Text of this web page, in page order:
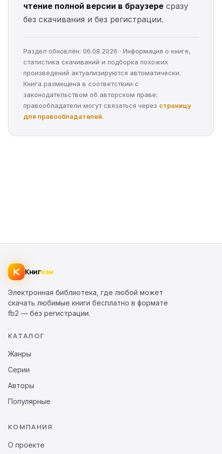
чтение полной версии в браузере сразу
без скачивания и без регистрации.
Раздел обновлён: 06.08.2026 · Информация о книге,
статистика скачиваний и подборка похожих
произведений актуализируются автоматически.
Книга размещена в соответствии с
законодательством об авторском праве;
правообладатели могут связаться через страницу
для правообладателей.
Книгизм
Электронная библиотека, где любой может
скачать любимые книги бесплатно в формате
fb2 — без регистрации.
КАТАЛОГ
Жанры
Серии
Авторы
Популярные
КОМПАНИЯ
О проекте